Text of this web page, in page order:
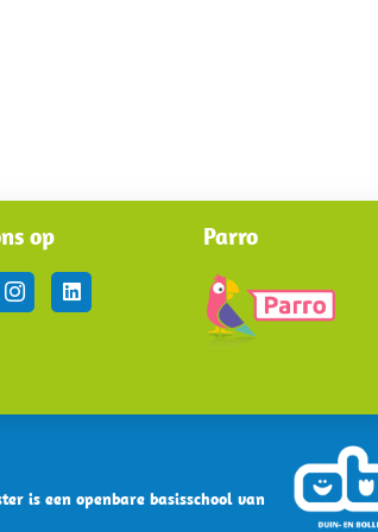
op Parro
is een openbare basisschool van